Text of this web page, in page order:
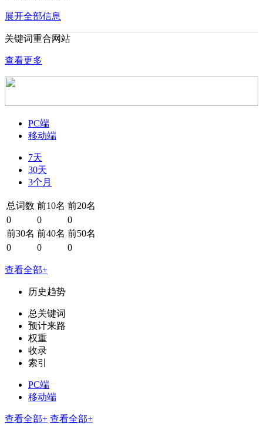
展开全部信息
关键词重合网站
查看更多
PC端
移动端
7天
30天
3个月
总词数 前10名 前20名
0
0
0
前30名 前40名 前50名
0
0 0
查看全部+
历史趋势
总关键词
预计来路
权重
收录
索引
PC端
移动端
查看全部+ 查看全部+